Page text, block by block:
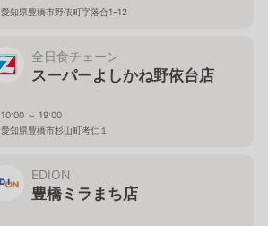
愛知県豊橋市野依町字落合1-12
全日食チェーン
スーパーよしかね野依台店
10:00 ～ 19:00
愛知県豊橋市杉山町考仁１
EDION
豊橋ミラまち店